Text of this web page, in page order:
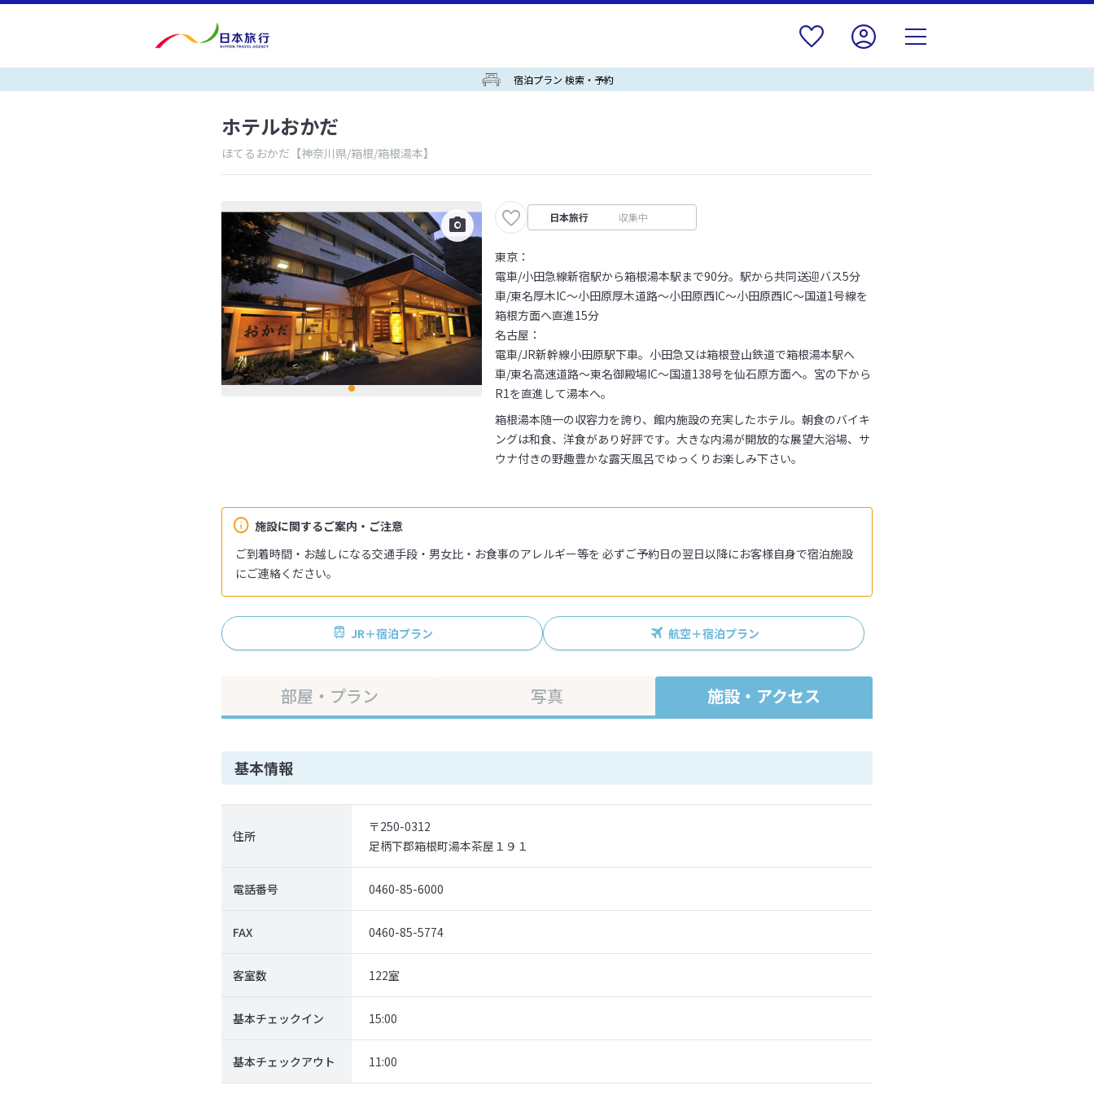
宿泊プラン 検索・予約
ホテルおかだ
ほてるおかだ 【神奈川県/箱根/箱根湯本】
日本旅行 収集中
東京：
電車/小田急線新宿駅から箱根湯本駅まで90分。駅から共同送迎バス5分
車/東名厚木IC～小田原厚木道路～小田原西IC～小田原西IC～国道1号線を
箱根方面へ直進15分
名古屋：
電車/JR新幹線小田原駅下車。小田急又は箱根登山鉄道で箱根湯本駅へ
車/東名高速道路～東名御殿場IC～国道138号を仙石原方面へ。宮の下から
R1を直進して湯本へ。
施設に関するご案内・ご注意
ご到着時間・お越しになる交通手段・男女比・お食事のアレルギー等を 必ずご予約日の翌日以降にお客様自身で宿泊施設
にご連絡ください。
箱根湯本随一の収容力を誇り、館内施設の充実したホテル。朝食のバイキ
ングは和食、洋食があり好評です。大きな内湯が開放的な展望大浴場、サ
ウナ付きの野趣豊かな露天風呂でゆっくりお楽しみ下さい。
JR＋宿泊プラン 航空＋宿泊プラン
部屋・プラン 写真 施設・アクセス
基本情報
住所
〒250-0312
足柄下郡箱根町湯本茶屋１９１
電話番号 0460-85-6000
FAX 0460-85-5774
客室数 122室
基本チェックイン 15:00
基本チェックアウト 11:00